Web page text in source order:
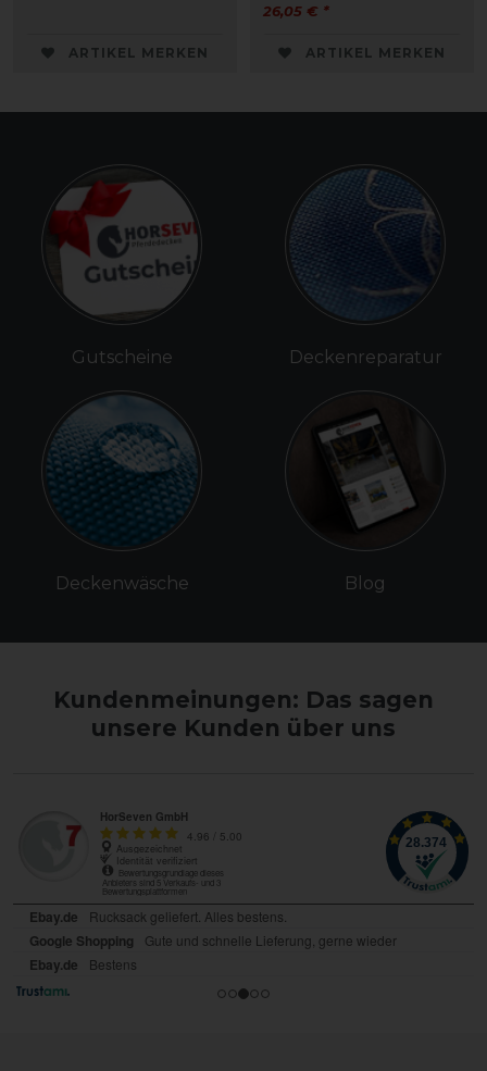
ARTIKEL MERKEN
26,05 € *
ARTIKEL MERKEN
Gutscheine
Deckenwäsche
Deckenreparatur
Blog
Kundenmeinungen: Das sagen
unsere Kunden über uns